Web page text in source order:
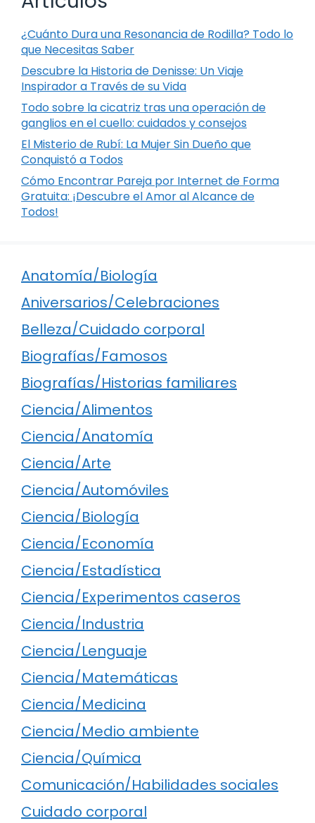
¿Cuánto Dura una Resonancia de Rodilla? Todo lo
que Necesitas Saber
Descubre la Historia de Denisse: Un Viaje
Inspirador a Través de su Vida
Todo sobre la cicatriz tras una operación de
ganglios en el cuello: cuidados y consejos
El Misterio de Rubí: La Mujer Sin Dueño que
Conquistó a Todos
Cómo Encontrar Pareja por Internet de Forma
Gratuita: ¡Descubre el Amor al Alcance de
Todos!
Anatomía/Biología
Aniversarios/Celebraciones
Belleza/Cuidado corporal
Biografías/Famosos
Biografías/Historias familiares
Ciencia/Alimentos
Ciencia/Anatomía
Ciencia/Arte
Ciencia/Automóviles
Ciencia/Biología
Ciencia/Economía
Ciencia/Estadística
Ciencia/Experimentos caseros
Ciencia/Industria
Ciencia/Lenguaje
Ciencia/Matemáticas
Ciencia/Medicina
Ciencia/Medio ambiente
Ciencia/Química
Comunicación/Habilidades sociales
Cuidado corporal